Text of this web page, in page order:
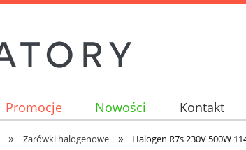
Promocje Nowości Kontakt
» Żarówki halogenowe » Halogen R7s 230V 500W